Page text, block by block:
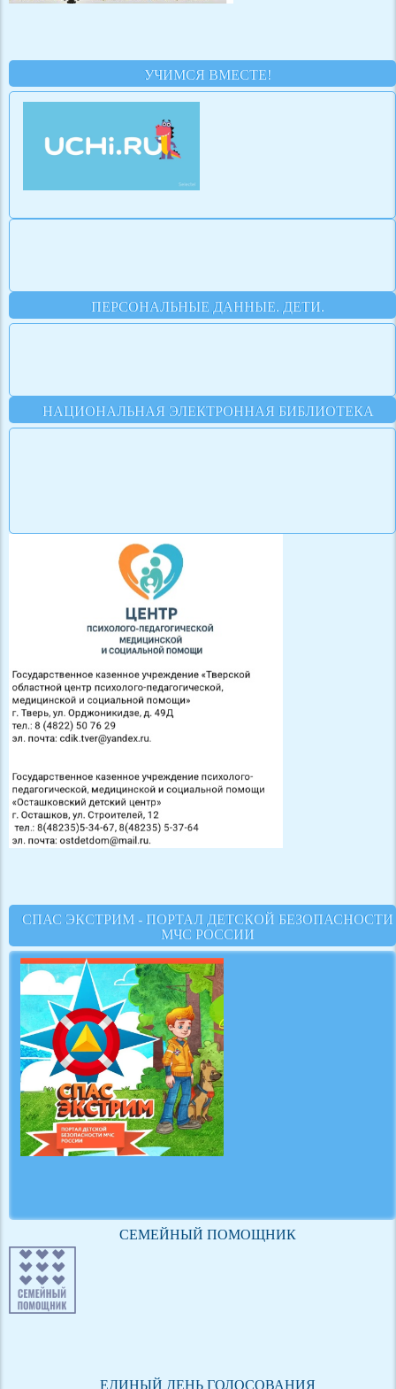
УЧИМСЯ ВМЕСТЕ!
ПЕРСОНАЛЬНЫЕ ДАННЫЕ. ДЕТИ.
НАЦИОНАЛЬНАЯ ЭЛЕКТРОННАЯ БИБЛИОТЕКА
СПАС ЭКСТРИМ - ПОРТАЛ ДЕТСКОЙ БЕЗОПАСНОСТИ
МЧС РОССИИ
СЕМЕЙНЫЙ ПОМОЩНИК
ЕДИНЫЙ ДЕНЬ ГОЛОСОВАНИЯ